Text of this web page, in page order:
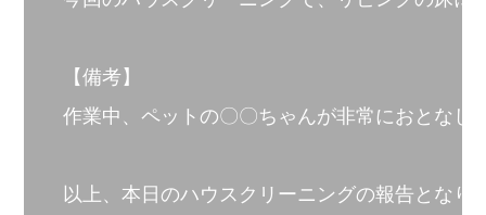
【備考】
作業中、ペットの〇〇ちゃんが非常におとな
以上、本日のハウスクリーニングの報告とな